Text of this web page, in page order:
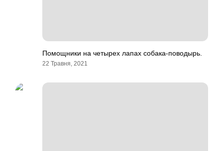
Помощники на четырех лапах собака-поводырь.
22 Травня, 2021